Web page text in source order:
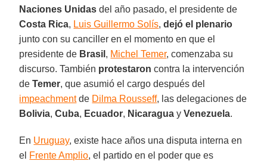
Naciones Unidas del año pasado, el presidente de
Costa Rica, Luis Guillermo Solís,dejó el plenario
junto con su canciller en el momento en que el
presidente de Brasil , Michel Temer, comenzaba su
discurso. También protestaron contra la intervención
deTemer, que asumió el cargo después del
impeachmentde Dilma Rousseff, las delegaciones de
Bolivia,Cuba, Ecuador, Nicaragua yVenezuela.
En Uruguay, existe hace años una disputa interna en
el Frente Amplio, el partido en el poder que es